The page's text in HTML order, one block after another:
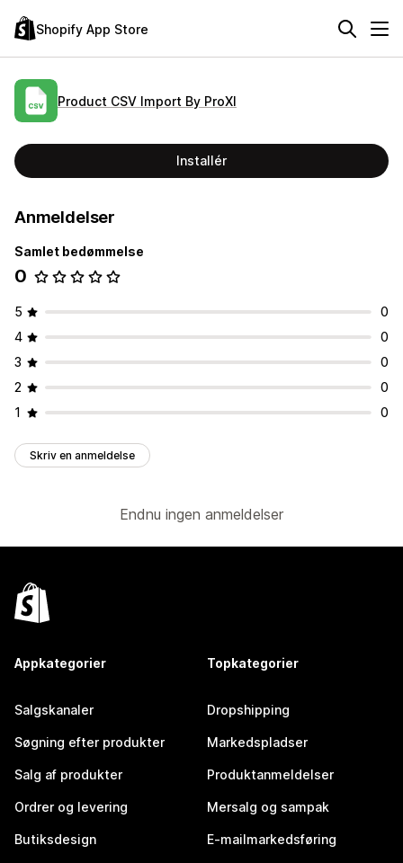
Shopify App Store
Product CSV Import By ProXI
Installér
Anmeldelser
Samlet bedømmelse
0
5
0
4
0
3
0
2
0
1
0
Skriv en anmeldelse
Endnu ingen anmeldelser
Appkategorier
Salgskanaler
Søgning efter produkter
Salg af produkter
Ordrer og levering
Butiksdesign
Topkategorier
Dropshipping
Markedspladser
Produktanmeldelser
Mersalg og sampak
E-mailmarkedsføring